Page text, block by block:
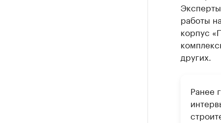
работы
корпус
других.
Ранее